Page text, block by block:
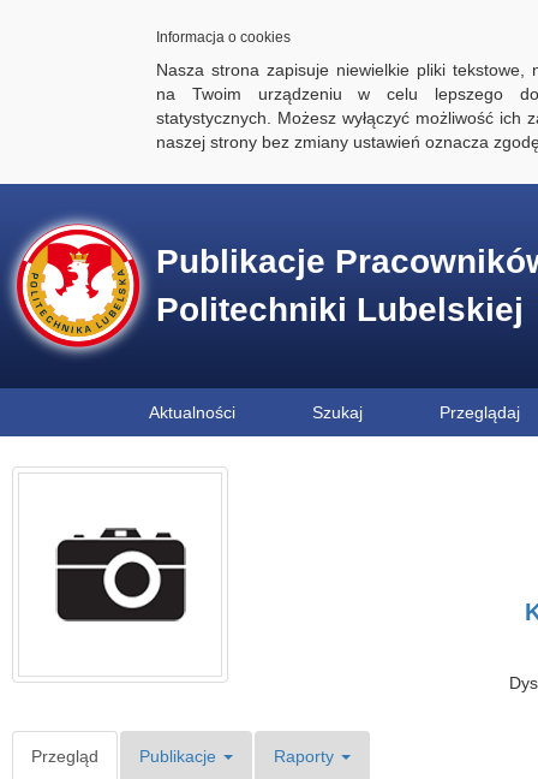
Informacja o cookies
Nasza strona zapisuje niewielkie pliki tekstowe,
na Twoim urządzeniu w celu lepszego
statystycznych. Możesz wyłączyć możliwość ich
naszej strony bez zmiany ustawień oznacza
Publikacje
Politechniki Lubelskiej
Aktualności Szukaj Przeglądaj
Przegląd Publikacje Raporty